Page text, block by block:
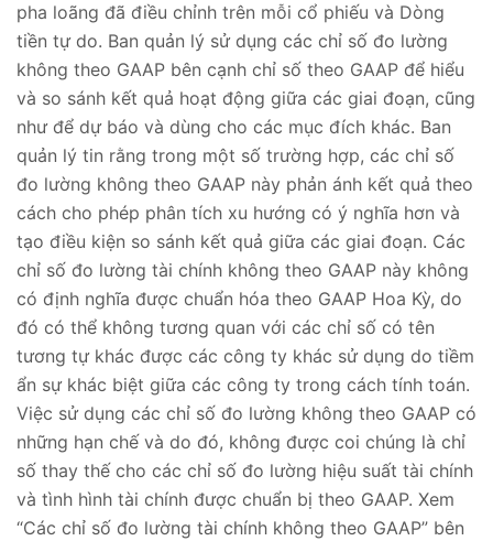
pha loãng đã điều chỉnh trên mỗi cổ phiếu và Dòng
tiền tự do. Ban quản lý sử dụng các chỉ số đo lường
không theo GAAP bên cạnh chỉ số theo GAAP để hiểu
và so sánh kết quả hoạt động giữa các giai đoạn, cũng
như để dự báo và dùng cho các mục đích khác. Ban
quản lý tin rằng trong một số trường hợp, các chỉ số
đo lường không theo GAAP này phản ánh kết quả theo
cách cho phép phân tích xu hướng có ý nghĩa hơn và
tạo điều kiện so sánh kết quả giữa các giai đoạn. Các
chỉ số đo lường tài chính không theo GAAP này không
có định nghĩa được chuẩn hóa theo GAAP Hoa Kỳ, do
đó có thể không tương quan với các chỉ số có tên
tương tự khác được các công ty khác sử dụng do tiềm
ẩn sự khác biệt giữa các công ty trong cách tính toán.
Việc sử dụng các chỉ số đo lường không theo GAAP có
những hạn chế và do đó, không được coi chúng là chỉ
số thay thế cho các chỉ số đo lường hiệu suất tài chính
và tình hình tài chính được chuẩn bị theo GAAP. Xem
“Các chỉ số đo lường tài chính không theo GAAP” bên